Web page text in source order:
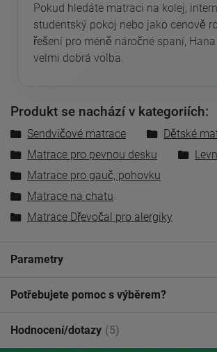
Pokud hledáte matraci na kolej,
studentský pokoj nebo jako cenově
řešení pro méně náročné spaní,
velmi dobrá volba.
Produkt se nachází v kategoriích:
Sendvičové matrace
Dětské
Matrace pro pevnou desku
Matrace pro gauč, pohovku
Matrace na chatu
Matrace Dřevočal pro alergiky
Parametry
Potřebujete pomoc s výběrem?
Hodnocení/dotazy (5)